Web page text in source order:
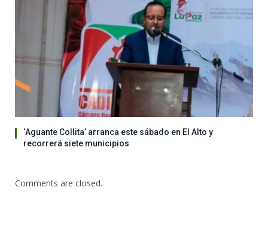
‘Aguante Collita’ arranca este sábado en El Alto y
recorrerá siete municipios
Comments are closed.